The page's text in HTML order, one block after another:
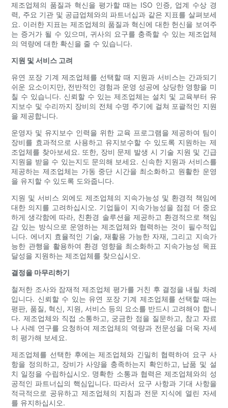
제조업체의 품질과 혁신을 평가할 때는 ISO 인증, 업계 수상 경
력, 주요 기관 및 공급업체와의 파트너십과 같은 지표를 살펴보세
요. 이러한 지표는 제조업체의 품질과 혁신에 대한 헌신을 보여주
는 증거가 될 수 있으며, 귀사의 요구를 충족할 수 있는 제조업체
의 역량에 대한 확신을 줄 수 있습니다.
지원 및 서비스 고려
유연 포장 기계 제조업체를 선택할 때 지원과 서비스는 간과되기
쉬운 요소이지만, 전반적인 경험과 운영 성공에 상당한 영향을 미
칠 수 있습니다. 신뢰할 수 있는 제조업체는 설치 및 교육부터 유
지보수 및 수리까지 장비의 전체 ​​수명 주기에 걸쳐 포괄적인 지원
을 제공합니다.
운영자 및 유지보수 인력을 위한 교육 프로그램을 제공하여 팀이
장비를 효과적으로 사용하고 유지보수할 수 있도록 지원하는 제
조업체를 찾아보세요. 또한, 장비 문제 발생 시 기술 지원 및 긴급
지원을 받을 수 있는지도 문의해 보세요. 신속한 지원과 서비스를
제공하는 제조업체는 가동 중단 시간을 최소화하고 원활한 운영
을 유지할 수 있도록 도와줍니다.
지원 및 서비스 외에도 제조업체의 지속가능성 및 환경적 책임에
대한 의지를 고려하십시오. 기업들이 지속가능성을 점점 더 중요
하게 생각함에 따라, 친환경 솔루션을 제공하고 환경적으로 책임
감 있는 방식으로 운영하는 제조업체와 협력하는 것이 필수적입
니다. 에너지 효율적인 기술, 재활용 가능한 자재, 그리고 지속가
능한 관행을 활용하여 환경 영향을 최소화하고 지속가능성 목표
달성을 지원하는 제조업체를 찾으십시오.
결정을 마무리하기
철저한 조사와 잠재적 제조업체 평가를 거친 후 결정을 내릴 차례
입니다. 신뢰할 수 있는 유연 포장 기계 제조업체를 선택할 때는
평판, 품질, 혁신, 지원, 서비스 등의 요소를 반드시 고려해야 합니
다. 제조업체와 직접 소통하고, 궁금한 점을 질문하고, 참고 자료
나 사례 연구를 요청하여 제조업체의 역량과 전문성을 더욱 자세
히 평가해 보세요.
제조업체를 선택한 후에는 제조업체와 긴밀히 협력하여 요구 사
항을 정의하고, 장비가 사양을 충족하는지 확인하고, 납품 및 설
치 일정을 수립하십시오. 명확한 소통과 협력은 제조업체와의 성
공적인 파트너십의 핵심입니다. 따라서 요구 사항과 기대 사항을
적극적으로 공유하고 제조업체의 지침과 전문 지식에 열린 자세
를 유지하십시오.